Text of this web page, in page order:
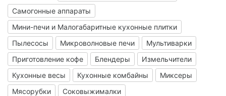
Самогонные аппараты
Мини-печи и Малогабаритные кухонные плитки
Пылесосы
Микроволновые печи
Мультиварки
Приготовление кофе
Блендеры
Измельчители
Кухонные весы
Кухонные комбайны
Миксеры
Мясорубки
Соковыжималки